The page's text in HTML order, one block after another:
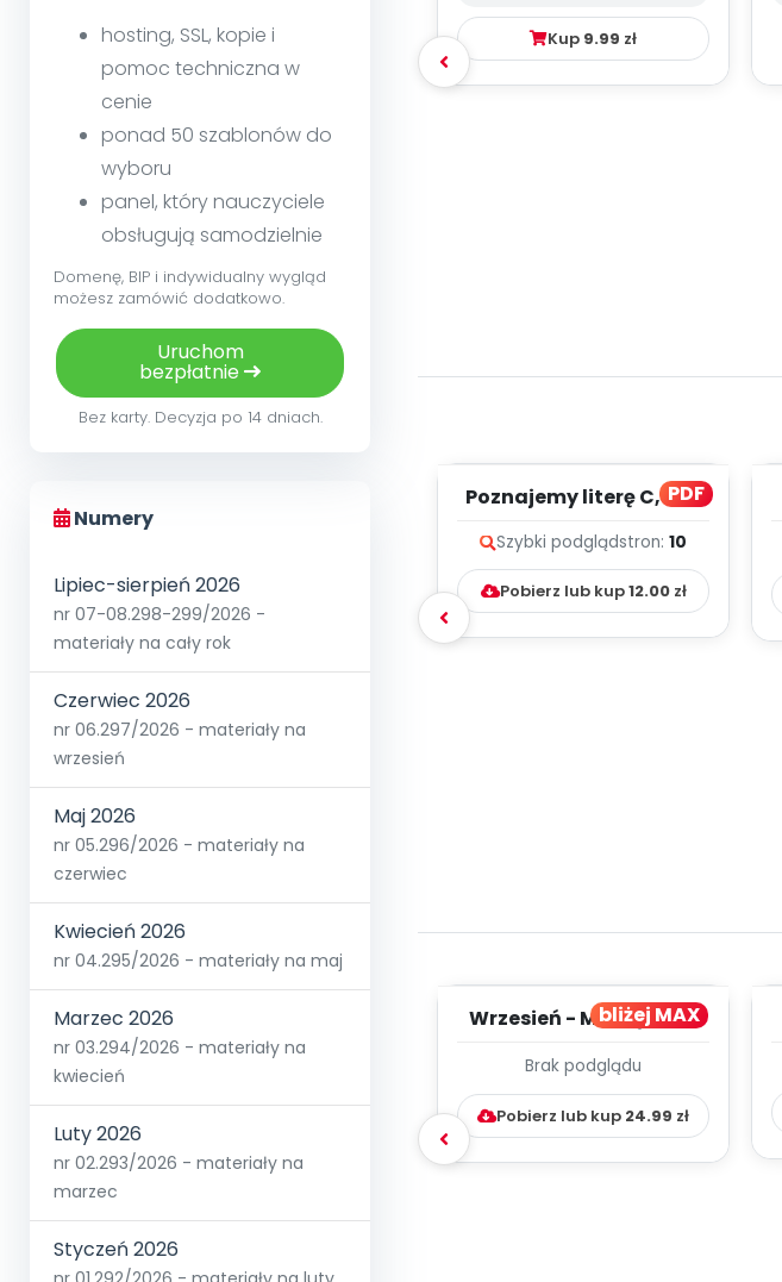
hosting, SSL, kopie i
pomoc techniczna w
cenie
ponad 50 szablonów do
wyboru
panel, który nauczyciele
obsługują samodzielnie
Domenę, BIP i indywidualny wygląd
możesz zamówić dodatkowo.
Uruchom
bezpłatnie
Bez karty. Decyzja po 14 dniach.
Numery
Lipiec-sierpień 2026
nr 07-08.298-299/2026 -
materiały na cały rok
Czerwiec 2026
nr 06.297/2026 - materiały na
wrzesień
Maj 2026
nr 05.296/2026 - materiały na
czerwiec
Kwiecień 2026
nr 04.295/2026 - materiały na maj
Marzec 2026
nr 03.294/2026 - materiały na
kwiecień
Luty 2026
nr 02.293/2026 - materiały na
marzec
Styczeń 2026
Kup 9.99 zł
PDF
Poznajemy literę C, cz. 1
Szybki podglądstron: 10
Pobierz lub kup12.00zł
bliżej MAX
Wrzesień - MIESIĘCZNY
WYCHOWAWCZO –
DYDAKTYC...
Brak podglądu
Pobierz lub kup 24.99 zł